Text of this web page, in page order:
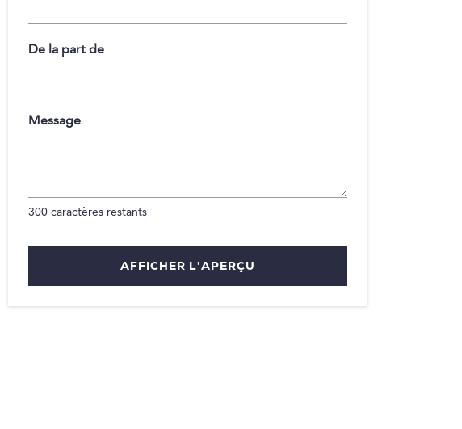
De la part de
Message
300 caractères restants
AFFICHER L'APERÇU